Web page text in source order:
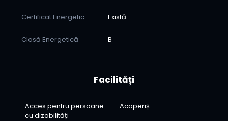
Certificat Energetic Există
Clasă Energetică B
Facilități
Acces pentru persoane
cu dizabilități
Acoperiș